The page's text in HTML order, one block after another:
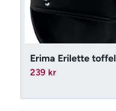
Erima Erilette toffel
239 kr